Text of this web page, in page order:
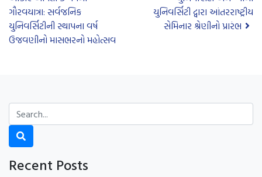
ગૌરવયાત્રા: સર્વજનિક
યુનિવર્સિટીની સ્થાપના વર્ષ
ઉજવણીનો માસભરનો મહોત્સવ
યુનિવર્સિટી દ્વારા આંતરરાષ્ટ્રીય
સેમિનાર શ્રેણીનો પ્રારંભ
Recent Posts